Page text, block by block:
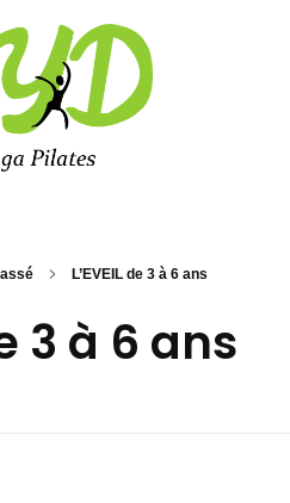
L’EVEIL de 3 à 6 ans
3 à 6 ans